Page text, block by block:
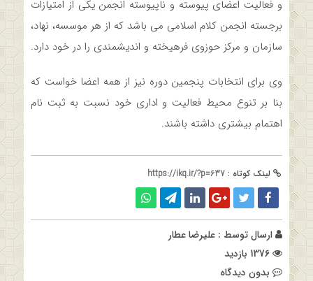
و فعالیت اعضای پیوسته و ناپیوسته انجمن یکی از امتیازات
برجسته انجمن کلام اسلامی می باشد که از هر موسسه، نهاد،
سازمان و مرکز حوزوی فرهیخته و اندیشمندی را در خود دارد.
وی برای انتخابات پنجمین دوره نیز از همه اعضا خواست که
بنا بر تنوع محیط فعالیت و اداری خود نسبت به ثبت نام
اهتمام بیشتری داشته باشند.
لینک کوتاه : https://ikq.ir/?p=637
ارسال توسط : علیرضا عطار
بدون دیدگاه